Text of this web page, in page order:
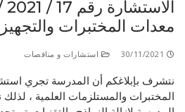
نماذج ما بعد
ميثاق الأداب
معدات المختبرات
30/11/2021 استشارات و مناقصات
نتشرف بإبلاغكم أن المدرسة تجري
المختبرات والمستلزمات العلمية ،